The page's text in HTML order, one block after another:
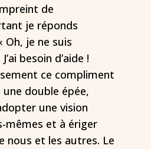
de
je réponds
je ne suis
besoin d’aide !
ce compliment
double épée,
une vision
mêmes et à ériger
nous et les autres. Le